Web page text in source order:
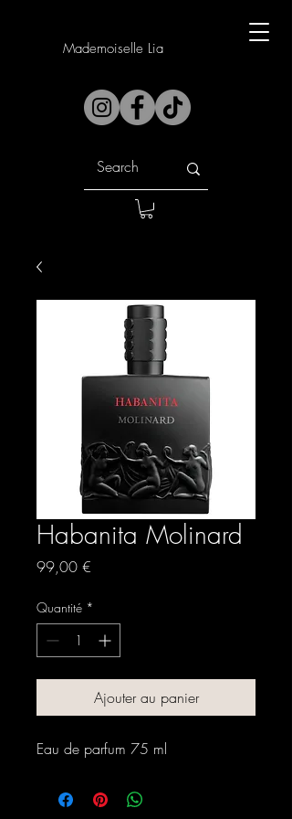
Mademoiselle Lia
Habanita Molinard
99,00 €
Quantité *
Ajouter au panier
Eau de parfum 75 ml